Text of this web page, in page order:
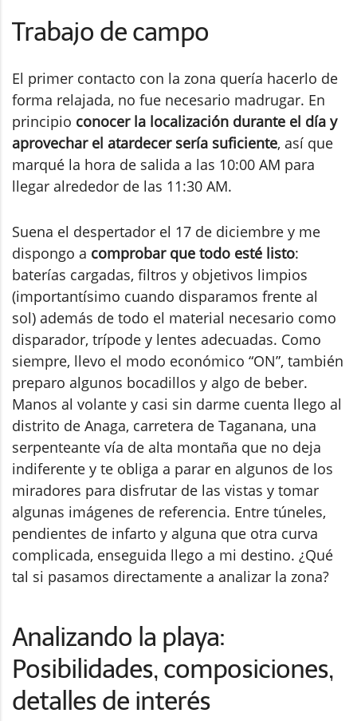
Trabajo de campo
El primer contacto con la zona quería hacerlo de
forma relajada, no fue necesario madrugar. En
principio conocer la localización durante el día y
aprovechar el atardecer sería suficiente, así que
marqué la hora de salida a las 10:00 AM para
llegar alrededor de las 11:30 AM.
Suena el despertador el 17 de diciembre y me
dispongo a comprobar que todo esté listo:
baterías cargadas, filtros y objetivos limpios
(importantísimo cuando disparamos frente al
sol) además de todo el material necesario como
disparador, trípode y lentes adecuadas. Como
siempre, llevo el modo económico “ON”, también
preparo algunos bocadillos y algo de beber.
Manos al volante y casi sin darme cuenta llego al
distrito de Anaga, carretera de Taganana, una
serpenteante vía de alta montaña que no deja
indiferente y te obliga a parar en algunos de los
miradores para disfrutar de las vistas y tomar
algunas imágenes de referencia. Entre túneles,
pendientes de infarto y alguna que otra curva
complicada, enseguida llego a mi destino. ¿Qué
tal si pasamos directamente a analizar la zona?
Analizando la playa:
Posibilidades, composiciones,
detalles de interés